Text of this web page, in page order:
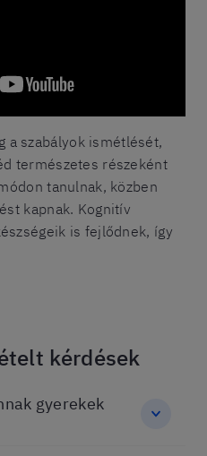
a szabályok ismétlését,
természetes részeként
tanulnak, közben
kapnak. Kognitív
is fejlődnek, így
kérdések
gyerekek